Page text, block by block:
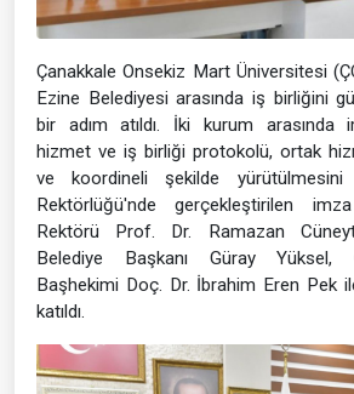
Çanakkale Onsekiz Mart Üniversitesi
Ezine Belediyesi arasında iş birliğini
bir adım atıldı. İki kurum arasında
hizmet ve iş birliği protokolü, ortak
ve koordineli şekilde yürütülmesini
Rektörlüğü'nde gerçekleştirilen
Rektörü Prof. Dr. Ramazan
Belediye Başkanı Güray Yüksel,
Başhekimi Doç. Dr. İbrahim Eren Pek
katıldı.